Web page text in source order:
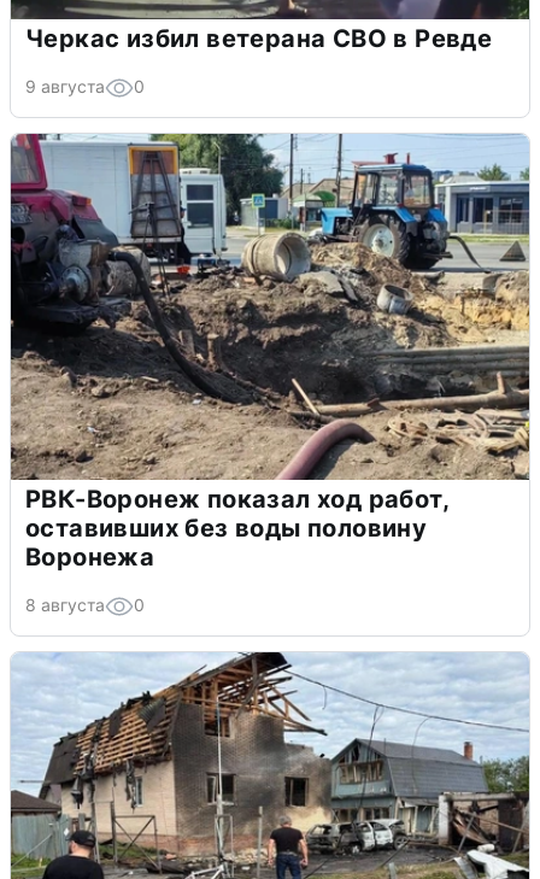
Черкас избил ветерана СВО в Ревде
9 августа 0
РВК-Воронеж показал ход работ,
оставивших без воды половину
Воронежа
8 августа 0